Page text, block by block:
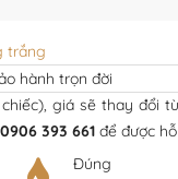
trắng
hành trọn đời
chiếc), giá sẽ thay đổi
0906 393 661 để được
Đúng